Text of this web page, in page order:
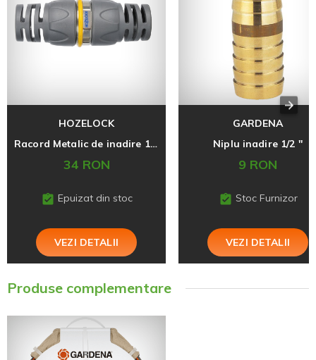
HOZELOCK
Racord Metalic de inadire 12,5 mm (1/2'')
34 RON
Epuizat din stoc
VEZI DETALII
GARDENA
Niplu inadire 1/2 ''
9 RON
Stoc Furnizor
VEZI DETALII
Produse complementare